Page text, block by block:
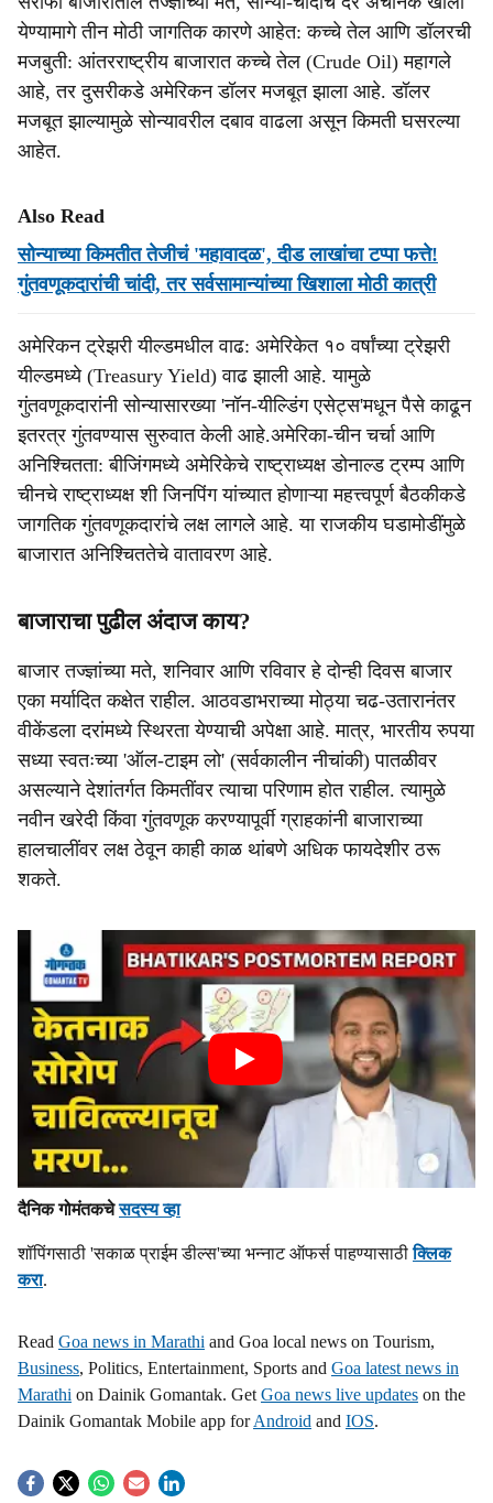
येण्यामागे तीन मोठी जागतिक कारणे आहेत: कच्चे तेल आणि डॉलरची
मजबुती: आंतरराष्ट्रीय बाजारात कच्चे तेल (Crude Oil) महागले
आहे, तर दुसरीकडे अमेरिकन डॉलर मजबूत झाला आहे. डॉलर
मजबूत झाल्यामुळे सोन्यावरील दबाव वाढला असून किमती घसरल्या
आहेत.
Also Read
सोन्याच्या किमतीत तेजीचं 'महावादळ', दीड लाखांचा टप्पा फत्ते!
गुंतवणूकदारांची चांदी, तर सर्वसामान्यांच्या खिशाला मोठी कात्री
अमेरिकन ट्रेझरी यील्डमधील वाढ: अमेरिकेत १० वर्षांच्या ट्रेझरी
यील्डमध्ये (Treasury Yield) वाढ झाली आहे. यामुळे
गुंतवणूकदारांनी सोन्यासारख्या 'नॉन-यील्डिंग एसेट्स'मधून पैसे काढून
इतरत्र गुंतवण्यास सुरुवात केली आहे.अमेरिका-चीन चर्चा आणि
अनिश्चितता: बीजिंगमध्ये अमेरिकेचे राष्ट्राध्यक्ष डोनाल्ड ट्रम्प आणि
चीनचे राष्ट्राध्यक्ष शी जिनपिंग यांच्यात होणाऱ्या महत्त्वपूर्ण बैठकीकडे
जागतिक गुंतवणूकदारांचे लक्ष लागले आहे. या राजकीय घडामोडींमुळे
बाजारात अनिश्चिततेचे वातावरण आहे.
बाजाराचा पुढील अंदाज काय?
बाजार तज्ज्ञांच्या मते, शनिवार आणि रविवार हे दोन्ही दिवस बाजार
एका मर्यादित कक्षेत राहील. आठवडाभराच्या मोठ्या चढ-उतारानंतर
वीकेंडला दरांमध्ये स्थिरता येण्याची अपेक्षा आहे. मात्र, भारतीय रुपया
सध्या स्वतःच्या 'ऑल-टाइम लो' (सर्वकालीन नीचांकी) पातळीवर
असल्याने देशांतर्गत किमतींवर त्याचा परिणाम होत राहील. त्यामुळे
नवीन खरेदी किंवा गुंतवणूक करण्यापूर्वी ग्राहकांनी बाजाराच्या
हालचालींवर लक्ष ठेवून काही काळ थांबणे अधिक फायदेशीर ठरू
शकते.
दैनिक गोमंतकचेसदस्य व्हा
शॉपिंगसाठी 'सकाळ प्राईम डील्स'च्या भन्नाट ऑफर्स पाहण्यासाठीक्लिक
करा.
Read Goa news in Marathi and Goa local news on Tourism,
Business, Politics, Entertainment, Sports and Goa latest news in
Marathi on Dainik Gomantak. Get Goa news live updates on the
Dainik Gomantak Mobile app forAndroid and IOS.